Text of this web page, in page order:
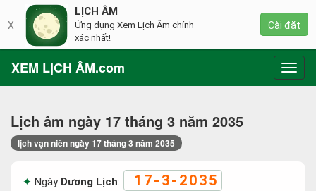
XEM LỊCH ÂM.com
Lịch âm ngày 17 tháng 3 năm 2035
lịch vạn niên ngày 17 tháng 3 năm 2035
Ngày Dương Lịch: 17-3-2035
X
LỊCH ÂM
Ứng dụng Xem Lịch Âm chính
xác nhất!
Cài đặt